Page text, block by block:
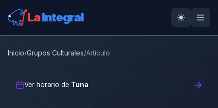
LaIntegral
Inicio/Grupos Culturales/Artículo
Ver horario de Tuna